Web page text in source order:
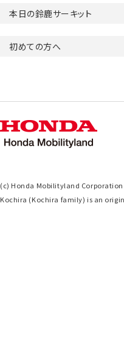
本日の鈴鹿サーキット
初めての方へ
(c) Honda Mobilityland Corporation
Kochira (Kochira family) is an